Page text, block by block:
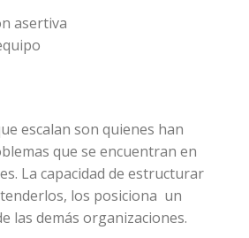
asertiva
escalan son quienes han
que se encuentran en
La capacidad de estructurar
los posiciona un
las demás organizaciones.